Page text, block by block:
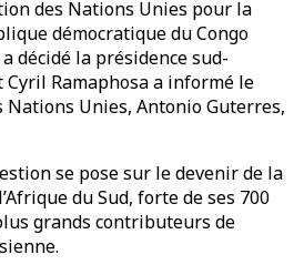
des Nations Unies pour la
démocratique du Congo
décidé la présidence sud-
Ramaphosa a informé le
Nations Unies, Antonio Guterres,
se pose sur le devenir de la
du Sud, forte de ses 700
grands contributeurs de